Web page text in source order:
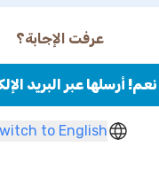
عرفت الإجابة؟
نعم! أرسلها عبر البريد
to English